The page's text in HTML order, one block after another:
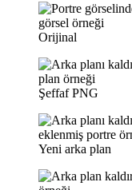
Orijinal
Şeffaf PNG
Yeni arka plan